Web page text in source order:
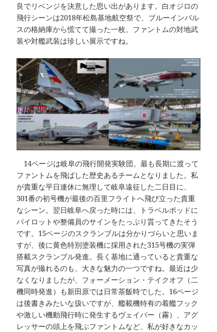
良でリベンジを決意した思い出があります。白オジロの
飛行シーンは2018年松島基地航空祭で、ブルーインパル
スの格納庫から慌てて撮った一枚。ファントムの対地武
装や対艦武装は珍しい展示ですね。
14ページは岐阜の飛行開発実験団。最も長期に渡って
ファントムを飛ばした歴史あるチームとなりました。私
が貴重な平日連休に無理して岐阜遠征した二日目に、
301番の初号機が最後の百里フライトへ飛び立った貴重
なシーン。翌日岐阜へ戻った時には、トラベルポッドに
パイロットや整備員のサインをたっぷり貰ってきたそう
です。15ページのスクランブルは分かりづらいと思いま
すが、後に黄色特別塗装機に採用された315号機の実弾
搭載スクランブル発進。長く基地に通っていると貴重な
写真が撮れるのも、大きな魅力の一つですね。最近は少
なくなりましたが、フォーメーション・テイクオフ（二
機同時発進）も新田原では日常茶飯時でした。16ページ
は後書きみたいな扱いですが、艦載機特有の着艦フック
や激しい機動飛行時に発生するヴェイパー（霧）、アグ
レッサーの頭上を飛ぶファントムなど、私が好きなカッ